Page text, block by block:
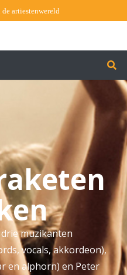
artiestenwereld
muzikanten
vocals, akkordeon),
en alphorn) en Peter